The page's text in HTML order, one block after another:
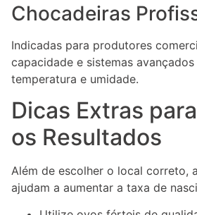
Chocadeiras
Indicadas para produtores
capacidade e sistemas
temperatura e umidade.
Dicas Extras
os Resultados
Além de escolher o local correto,
ajudam a aumentar a taxa de